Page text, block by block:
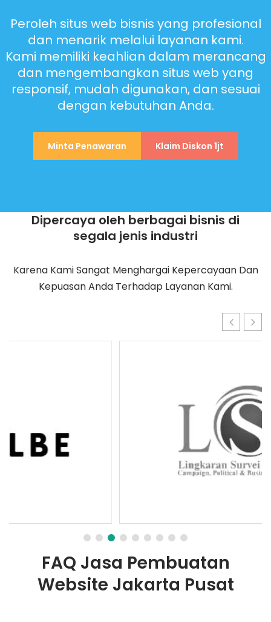
Peroleh situs web bisnis yang profesional
dan menarik melalui layanan kami.
Kami memiliki keahlian dalam merancang
dan mengembangkan situs web yang
responsif, mudah digunakan, dan sesuai
dengan kebutuhan Anda.
Minta Penawaran Klaim Diskon 1jt
Dipercaya oleh berbagai bisnis di
segala jenis industri
Karena Kami Sangat Menghargai Kepercayaan Dan
Kepuasan Anda Terhadap Layanan Kami.
FAQ Jasa Pembuatan
Website Jakarta Pusat